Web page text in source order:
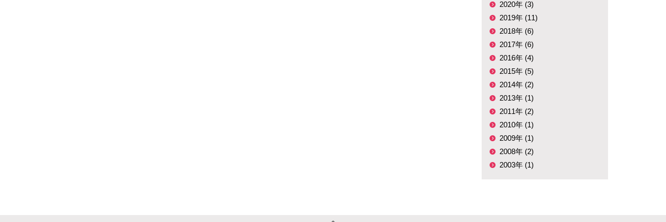
2020年 (3)
2019年 (11)
2018年 (6)
2017年 (6)
2016年 (4)
2015年 (5)
2014年 (2)
2013年 (1)
2011年 (2)
2010年 (1)
2009年 (1)
2008年 (2)
2003年 (1)